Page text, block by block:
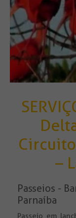
–
Passeios -
Parnaíba